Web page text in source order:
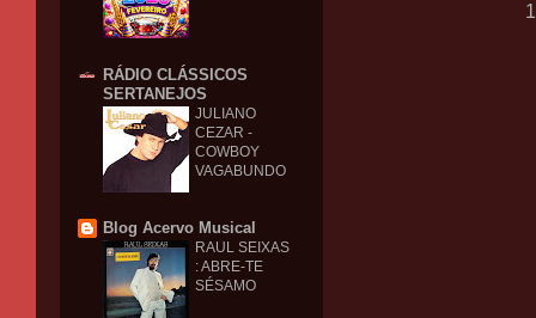
RÁDIO CLÁSSICOS
SERTANEJOS
JULIANO
CEZAR -
COWBOY
VAGABUNDO
Blog Acervo Musical
RAUL SEIXAS
: ABRE-TE
SÉSAMO